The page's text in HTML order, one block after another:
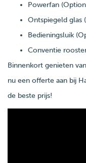
Powerfan
Ontspiegeld glas
Bedieningsluik
Conventie
Binnenkort genieten
nu een offerte aan bij
de beste prijs!